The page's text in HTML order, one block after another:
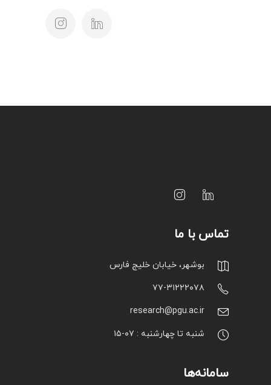
تماس با ما
بوشهر، خیابان خلیج فارس
۷۷-۳۱۲۲۲۰۷۸
research@pgu.ac.ir
شنبه تا چهارشنبه : ۰۷-۱۵
سامانه‌ها